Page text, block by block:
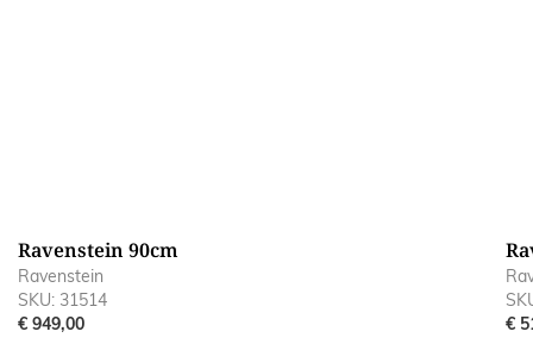
Ravenstein 90cm
Ravenstein
SKU: 31514
€ 949,00
€